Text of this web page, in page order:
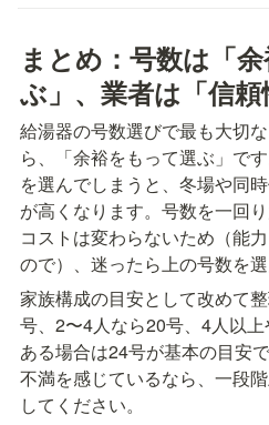
まとめ：号数は「
ぶ」、業者は「信頼
給湯器の号数選びで最も大切
ら、「余裕をもって選ぶ」で
を選んでしまうと、冬場や同
が高くなります。号数を一回
コストは変わらないため（能
ので）、迷ったら上の号数を
家族構成の目安として改めて
号、2〜4人なら20号、4人以
ある場合は24号が基本の目安
不満を感じているなら、一段
してください。